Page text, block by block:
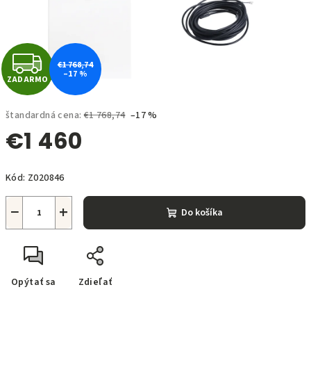
štandardná cena: €1 768,74 –17 %
€1 460
cena:
Kód: Z020846
+
− Do košíka
Opýtať sa Zdieľať
Z
A
D
A
R
M
O
ZADARMO
€1 768,74
–17 %